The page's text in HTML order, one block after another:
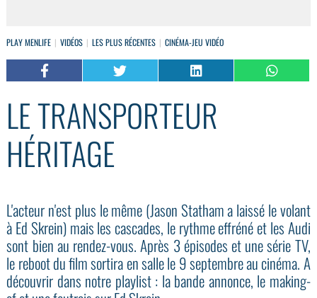
PLAY MENLIFE VIDÉOS LES PLUS RÉCENTES CINÉMA-JEU VIDÉO
LE TRANSPORTEUR
HÉRITAGE
L'acteur n'est plus le même (Jason Statham a laissé le volant
à Ed Skrein) mais les cascades, le rythme effréné et les Audi
sont bien au rendez-vous. Après 3 épisodes et une série TV,
le reboot du film sortira en salle le 9 septembre au cinéma. A
découvrir dans notre playlist : la bande annonce, le making-